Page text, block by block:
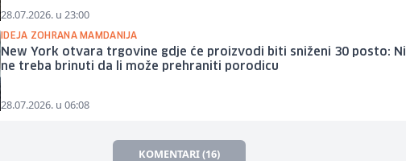
28.07.2026. u 23:00
IDEJA ZOHRANA MAMDANIJA
New York otvara trgovine gdje će proizvodi biti sniženi 30 posto:
ne treba brinuti da li može prehraniti porodicu
28.07.2026. u 06:08
KOMENTARI (16)